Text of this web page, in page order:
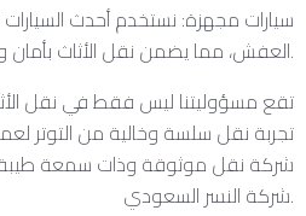
سيارات مجهزة: نستخدم أحدث
العفش، مما يضمن نقل الأثاث بأمان وبدون مخاطر.
تقع مسؤوليتنا ليس فقط في نقل
تجربة نقل سلسة وخالية من التوتر
شركة نقل موثوقة وذات سمعة
شركة النسر السعودي.